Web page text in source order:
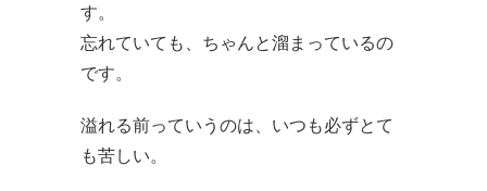
す。
忘れていても、ちゃんと溜まっているの
です。
溢れる前っていうのは、いつも必ずとて
も苦しい。